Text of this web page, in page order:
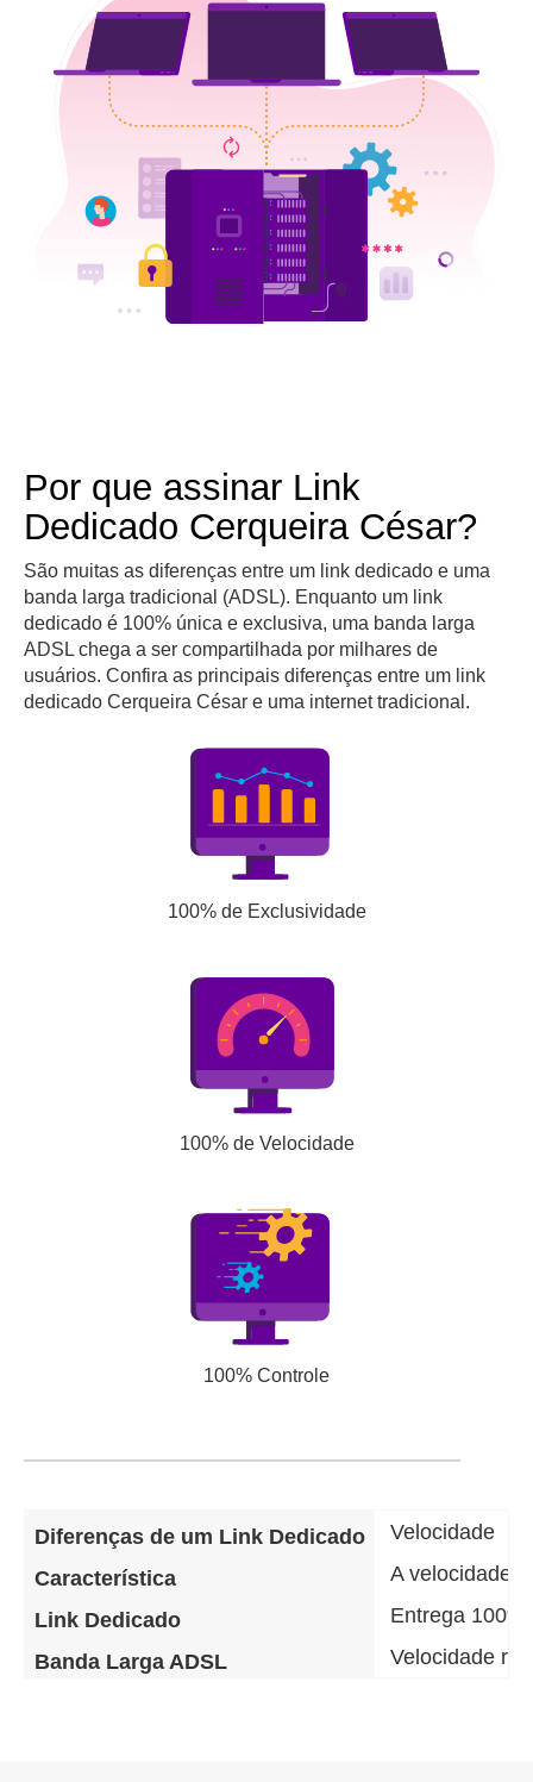
Por que assinar Link
Dedicado Cerqueira César?
São muitas as diferenças entre um link dedicado e uma
banda larga tradicional (ADSL). Enquanto um link
dedicado é 100% única e exclusiva, uma banda larga
ADSL chega a ser compartilhada por milhares de
usuários. Confira as principais diferenças entre um link
dedicado Cerqueira César e uma internet tradicional.
100% de Exclusividade
100% de Velocidade
100% Controle
Diferenças de um Link Dedicado
Característica
Link Dedicado
Banda Larga ADSL
Velocidade
A velocidade
Entrega
Velocidade